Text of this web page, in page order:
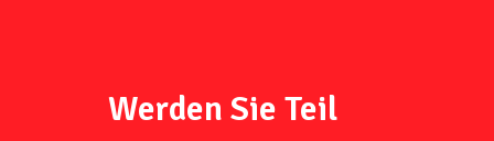
Werden Sie Teil